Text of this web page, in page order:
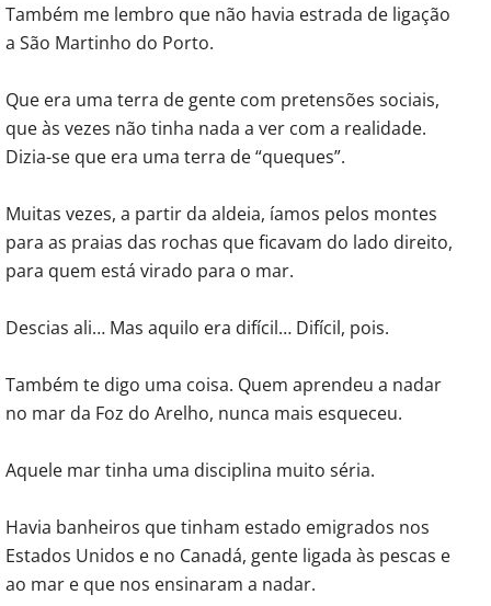
Também me lembro que não havia estrada de ligação
a São Martinho do Porto.
Que era uma terra de gente com pretensões sociais,
que às vezes não tinha nada a ver com a realidade.
Dizia-se que era uma terra de “queques”.
Muitas vezes, a partir da aldeia, íamos pelos montes
para as praias das rochas que ficavam do lado direito,
para quem está virado para o mar.
Descias ali… Mas aquilo era difícil… Difícil, pois.
Também te digo uma coisa. Quem aprendeu a nadar
no mar da Foz do Arelho, nunca mais esqueceu.
Aquele mar tinha uma disciplina muito séria.
Havia banheiros que tinham estado emigrados nos
Estados Unidos e no Canadá, gente ligada às pescas e
ao mar e que nos ensinaram a nadar.